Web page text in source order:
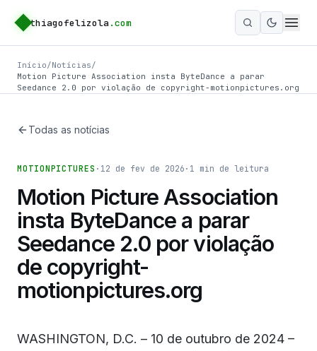
thiagofelizola .com
Ativar
Início/Notícias/
Motion Picture Association insta ByteDance a parar
Seedance 2.0 por violação de copyright-motionpictures.org
Todas as notícias
MOTIONPICTURES · 12 de fev de 2026 · 1 min de leitura
Motion Picture Association
insta ByteDance a parar
Seedance 2.0 por violação
de copyright-
motionpictures.org
WASHINGTON, D.C. – 10 de outubro de 2024 –